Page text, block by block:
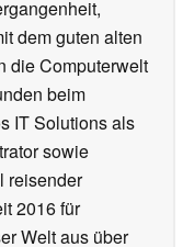
dem guten alten
die Computerwelt
beim
IT Solutions als
sowie
reisender
2016 für
Welt aus über